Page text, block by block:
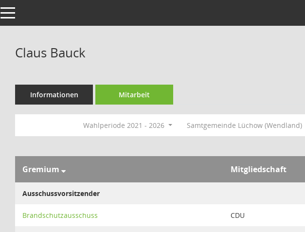
Toggle navigation
Claus Bauck
Informationen Mitarbeit
Wahlperiode 2021 - 2026 Samtgemeinde Lüchow (Wendland)
Gremium Mitgliedschaft
Ausschussvorsitzender
Brandschutzausschuss CDU